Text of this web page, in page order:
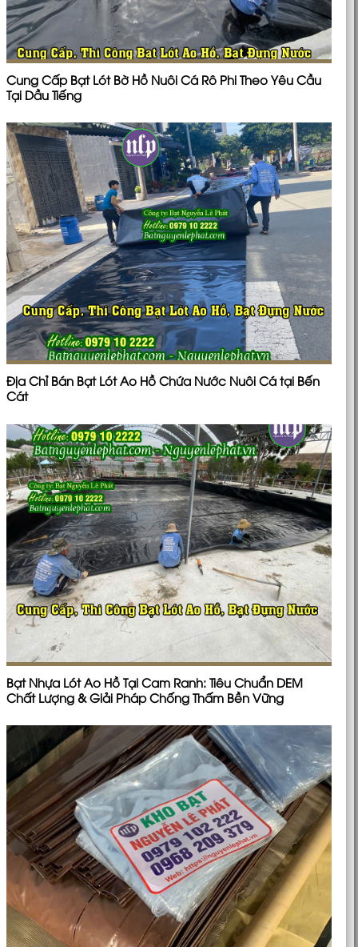
Cung Cấp Bạt Lót Bờ Hồ Nuôi Cá Rô Phi Theo Yêu Cầu
Tại Dầu Tiếng
Địa Chỉ Bán Bạt Lót Ao Hồ Chứa Nước Nuôi Cá tại Bến
Cát
Bạt Nhựa Lót Ao Hồ Tại Cam Ranh: Tiêu Chuẩn DEM
Chất Lượng & Giải Pháp Chống Thấm Bền Vững